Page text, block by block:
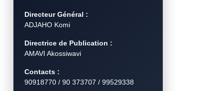
Directeur Général :
ADJAHO Komi
Directrice de Publication :
AMAVI Akossiwavi
Contacts :
90918770 / 90 373707 / 99529338